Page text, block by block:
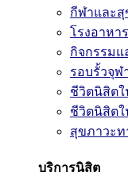
กีฬาและ
โรงอาหา
กิจกรรมแ
รอบรั้วจุฬ
ชีวิตนิสิตใ
ชีวิตนิสิตใ
สุขภาวะท
บริการนิสิต